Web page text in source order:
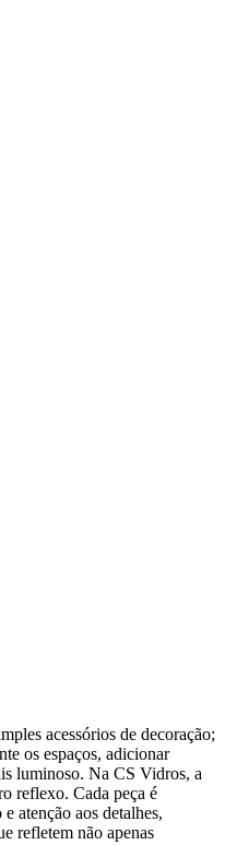
acessórios de decoração;
os espaços, adicionar
luminoso. Na CS Vidros, a
reflexo. Cada peça é
atenção aos detalhes,
refletem não apenas